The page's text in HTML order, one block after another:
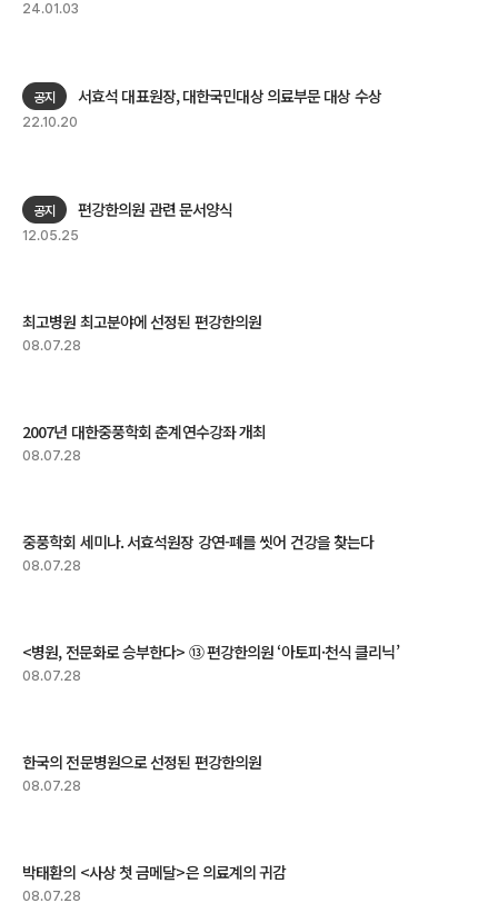
24.01.03
공지 서효석 대표원장, 대한국민대상 의료부문 대상 수상
22.10.20
공지 편강한의원 관련 문서양식
12.05.25
최고병원 최고분야에 선정된 편강한의원
08.07.28
2007년 대한중풍학회 춘계연수강좌 개최
08.07.28
중풍학회 세미나. 서효석원장 강연-폐를 씻어 건강을 찾는다
08.07.28
<병원, 전문화로 승부한다> ⑬ 편강한의원 ‘아토피·천식 클리닉’
08.07.28
한국의 전문병원으로 선정된 편강한의원
08.07.28
박태환의 <사상 첫 금메달>은 의료계의 귀감
08.07.28